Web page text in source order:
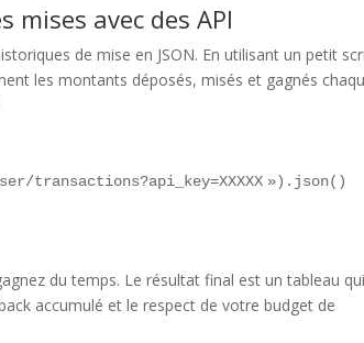
avec des API
de mise en JSON. En utilisant un petit
les montants déposés, misés et gagnés
transactions?api_key=XXXXX »).json()
du temps. Le résultat final est un tableau qui
accumulé et le respect de votre budget de